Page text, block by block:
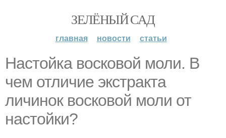
ЗЕЛЁНЫЙ САД
главная новости статьи
Настойка восковой моли. В
чем отличие экстракта
личинок восковой моли от
настойки?